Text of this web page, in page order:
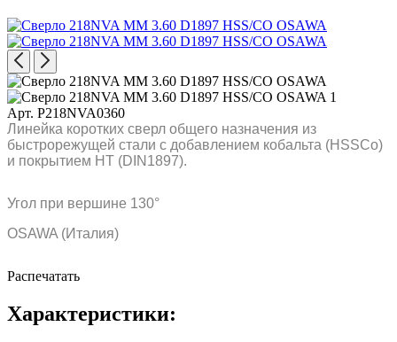
Арт. P218NVA0360
Линейка коротких сверл общего назначения из
быстрорежущей стали с добавлением кобальта (HSSCo)
и покрытием HT (DIN1897).
Угол при вершине 130°
OSAWA (Италия)
Распечатать
Характеристики: